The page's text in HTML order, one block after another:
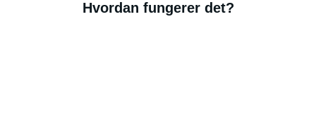
Hvordan fungerer det?